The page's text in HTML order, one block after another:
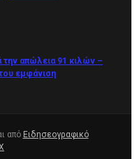
απώλεια 91 κιλών –
εμφάνιση
από Ειδησεογραφικό